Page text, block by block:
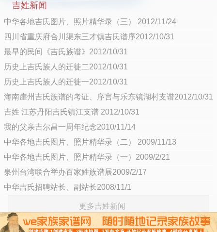
吉姓新闻
中华各地吉氏图片、照片精华录（三） 2012/11/24
四川省重庆府合川渠东三才镇吉氏谱序2012/10/31
最早的民间《吉氏族谱》2012/10/31
历史上吉氏族人的迁徙二2012/10/31
历史上吉氏族人的迁徙一2012/10/31
海南崖州吉氏族谱的考证、序言与乐东镜湖村支谱2012/10/31
吉姓 江苏丹阳吉氏镇江支谱 2012/10/31
我的父亲吉尔昌一周年纪念2010/11/14
中华各地吉氏图片、照片精华录（二） 2009/11/13
中华各地吉氏图片、照片精华录（一）2009/2/21
泉州台湾联合举办百家姓族谱展2009/2/17
中华吉氏招聘站长、副站长2008/11/1
更多吉姓新闻